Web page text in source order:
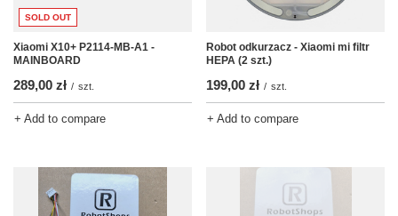
SOLD OUT
Xiaomi X10+ P2114-MB-A1 -
MAINBOARD
289,00 zł / szt.
+ Add to compare
Robot odkurzacz - Xiaomi mi filtr
HEPA (2 szt.)
199,00 zł / szt.
+ Add to compare